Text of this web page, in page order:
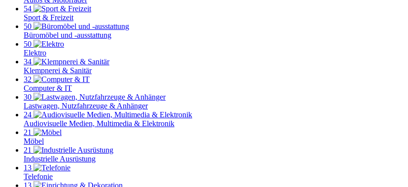
54
Sport & Freizeit
50
Büromöbel und -ausstattung
50
Elektro
34
Klempnerei & Sanitär
32
Computer & IT
30
Lastwagen, Nutzfahrzeuge & Anhänger
24
Audiovisuelle Medien, Multimedia & Elektronik
21
Möbel
21
Industrielle Ausrüstung
13
Telefonie
13